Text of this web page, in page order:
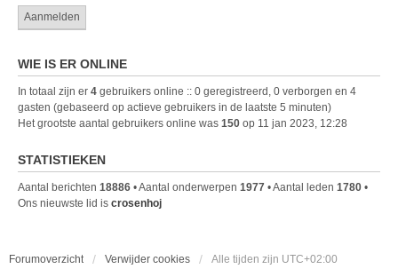
WIE IS ER ONLINE
In totaal zijn er 4 gebruikers online :: 0 geregistreerd, 0 verborgen en 4
gasten (gebaseerd op actieve gebruikers in de laatste 5 minuten)
Het grootste aantal gebruikers online was 150 op 11 jan 2023, 12:28
STATISTIEKEN
Aantal berichten 18886 • Aantal onderwerpen 1977 • Aantal leden 1780 •
Ons nieuwste lid is crosenhoj
Forumoverzicht Verwijder cookies Alle tijden zijn UTC+02:00